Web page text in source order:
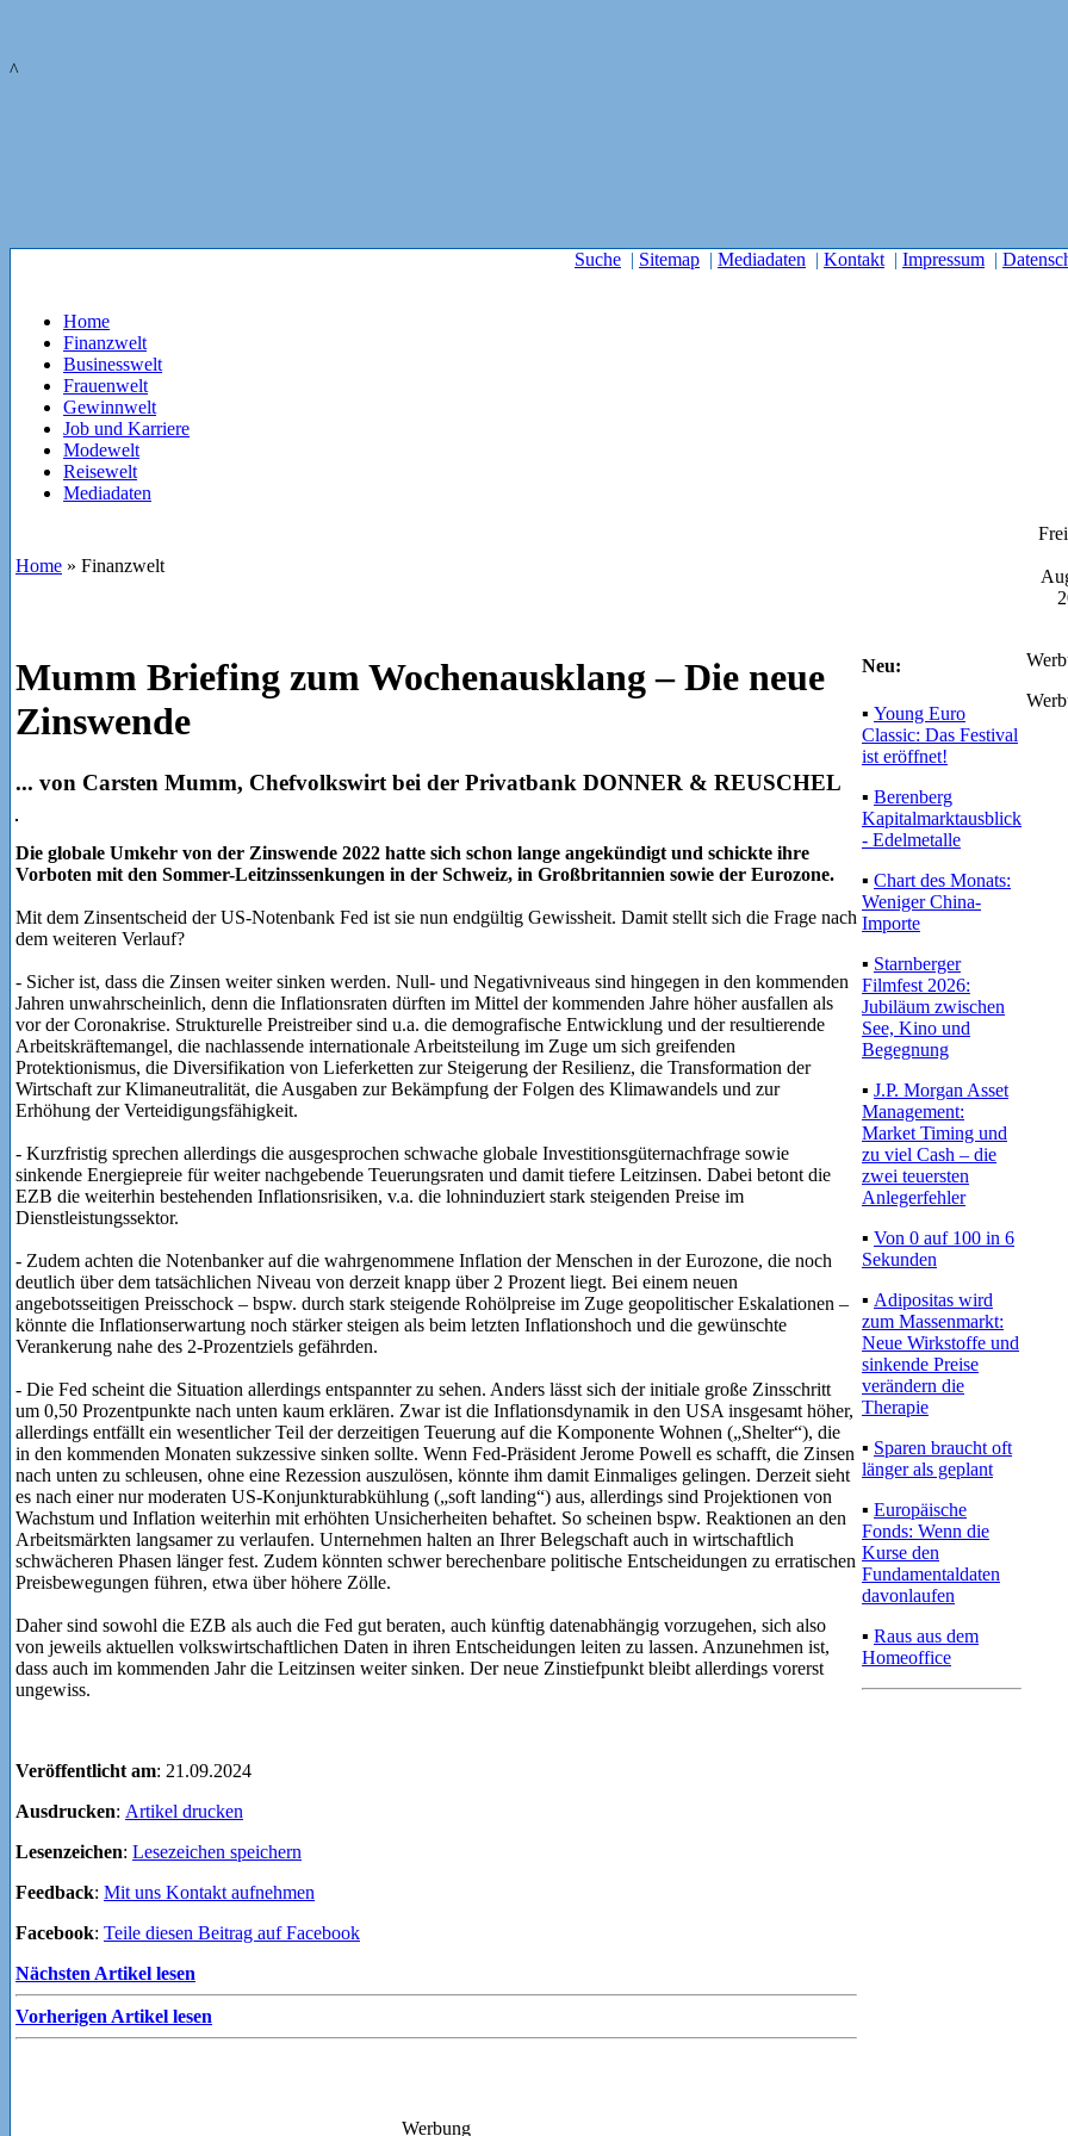
^
Suche | Sitemap | Mediadaten | Kontakt | Impressum |
Home
Finanzwelt
Businesswelt
Frauenwelt
Gewinnwelt
Job und Karriere
Modewelt
Reisewelt
Mediadaten
Home » Finanzwelt
Mumm Briefing zum Wochenausklang – Die neue
Zinswende
... von Carsten Mumm, Chefvolkswirt bei der Privatbank DONNER & REUSCHEL
Die globale Umkehr von der Zinswende 2022 hatte sich schon lange angekündigt und schickte ihre
Vorboten mit den Sommer-Leitzinssenkungen in der Schweiz, in Großbritannien sowie der Eurozone.
Mit dem Zinsentscheid der US-Notenbank Fed ist sie nun endgültig Gewissheit. Damit stellt sich die Frage nach
dem weiteren Verlauf?
- Sicher ist, dass die Zinsen weiter sinken werden. Null- und Negativniveaus sind hingegen in den kommenden
Jahren unwahrscheinlich, denn die Inflationsraten dürften im Mittel der kommenden Jahre höher ausfallen als
vor der Coronakrise. Strukturelle Preistreiber sind u.a. die demografische Entwicklung und der resultierende
Arbeitskräftemangel, die nachlassende internationale Arbeitsteilung im Zuge um sich greifenden
Protektionismus, die Diversifikation von Lieferketten zur Steigerung der Resilienz, die Transformation der
Wirtschaft zur Klimaneutralität, die Ausgaben zur Bekämpfung der Folgen des Klimawandels und zur
Erhöhung der Verteidigungsfähigkeit.
- Kurzfristig sprechen allerdings die ausgesprochen schwache globale Investitionsgüternachfrage sowie
sinkende Energiepreie für weiter nachgebende Teuerungsraten und damit tiefere Leitzinsen. Dabei betont die
EZB die weiterhin bestehenden Inflationsrisiken, v.a. die lohninduziert stark steigenden Preise im
Dienstleistungssektor.
- Zudem achten die Notenbanker auf die wahrgenommene Inflation der Menschen in der Eurozone, die noch
deutlich über dem tatsächlichen Niveau von derzeit knapp über 2 Prozent liegt. Bei einem neuen
angebotsseitigen Preisschock – bspw. durch stark steigende Rohölpreise im Zuge geopolitischer Eskalationen –
könnte die Inflationserwartung noch stärker steigen als beim letzten Inflationshoch und die gewünschte
Verankerung nahe des 2-Prozentziels gefährden.
- Die Fed scheint die Situation allerdings entspannter zu sehen. Anders lässt sich der initiale große Zinsschritt
um 0,50 Prozentpunkte nach unten kaum erklären. Zwar ist die Inflationsdynamik in den USA insgesamt höher,
allerdings entfällt ein wesentlicher Teil der derzeitigen Teuerung auf die Komponente Wohnen („Shelter“), die
in den kommenden Monaten sukzessive sinken sollte. Wenn Fed-Präsident Jerome Powell es schafft, die Zinsen
nach unten zu schleusen, ohne eine Rezession auszulösen, könnte ihm damit Einmaliges gelingen. Derzeit sieht
es nach einer nur moderaten US-Konjunkturabkühlung („soft landing“) aus, allerdings sind Projektionen von
Wachstum und Inflation weiterhin mit erhöhten Unsicherheiten behaftet. So scheinen bspw. Reaktionen an den
Arbeitsmärkten langsamer zu verlaufen. Unternehmen halten an Ihrer Belegschaft auch in wirtschaftlich
schwächeren Phasen länger fest. Zudem könnten schwer berechenbare politische Entscheidungen zu erratischen
Preisbewegungen führen, etwa über höhere Zölle.
Daher sind sowohl die EZB als auch die Fed gut beraten, auch künftig datenabhängig vorzugehen, sich also
von jeweils aktuellen volkswirtschaftlichen Daten in ihren Entscheidungen leiten zu lassen. Anzunehmen ist,
dass auch im kommenden Jahr die Leitzinsen weiter sinken. Der neue Zinstiefpunkt bleibt allerdings vorerst
ungewiss.
Veröffentlicht am: 21.09.2024
Ausdrucken: Artikel drucken
Lesenzeichen: Lesezeichen speichern
Feedback: Mit uns Kontakt aufnehmen
Facebook: Teile diesen Beitrag auf Facebook
Nächsten Artikel lesen
Vorherigen Artikel lesen
Neu:
▪ Young Euro
Classic: Das Festival
ist eröffnet!
▪ Berenberg
Kapitalmarktausblick
- Edelmetalle
▪ Chart des Monats:
Weniger China-
Importe
▪ Starnberger
Filmfest 2026:
Jubiläum zwischen
See, Kino und
Begegnung
▪ J.P. Morgan Asset
Management:
Market Timing und
zu viel Cash – die
zwei teuersten
Anlegerfehler
▪ Von 0 auf 100 in 6
Sekunden
▪ Adipositas wird
zum Massenmarkt:
Neue Wirkstoffe und
sinkende Preise
verändern die
Therapie
▪ Sparen braucht oft
länger als geplant
▪ Europäische
Fonds: Wenn die
Kurse den
Fundamentaldaten
davonlaufen
▪ Raus aus dem
Homeoffice
Werbung